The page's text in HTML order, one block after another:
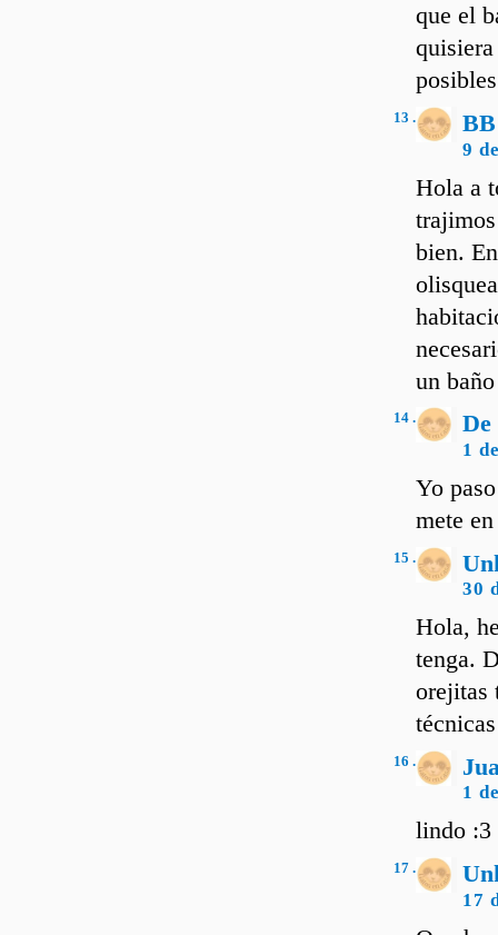
que el
13 .
9
Hola a
bien.
un
14 .
1
Yo
mete
15 .
30
Hola,
tenga.
orejitas
16 .
1
lindo :3
17 .
17